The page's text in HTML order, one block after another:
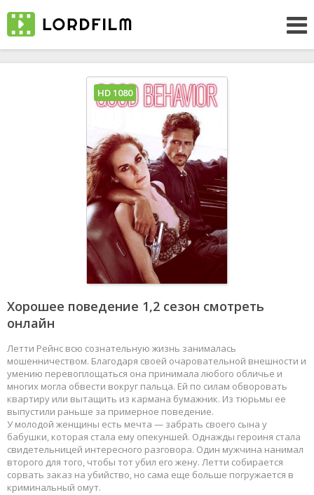
Хорошее поведение 1,2 сезон смотреть
онлайн
Летти Рейнс всю сознательную жизнь занималась
мошенничеством. Благодаря своей очаровательной внешности и
умению перевоплощаться она принимала любого обличье и
многих могла обвести вокруг пальца. Ей по силам обворовать
квартиру или вытащить из кармана бумажник. Из тюрьмы ее
выпустили раньше за примерное поведение.
У молодой женщины есть мечта — забрать своего сына у
бабушки, которая стала ему опекуншей. Однажды героиня стала
свидетельницей интересного разговора. Один мужчина нанимал
второго для того, чтобы тот убил его жену. Летти собирается
сорвать заказ на убийство, но сама еще больше погружается в
криминальный омут.
HD 1080